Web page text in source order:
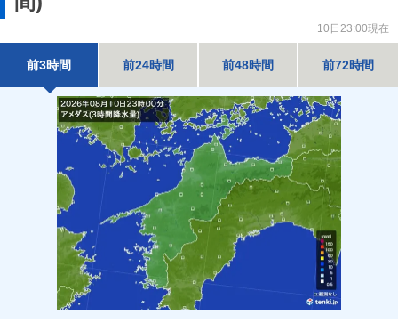
10日23:00現在
前3時間 前24時間 前48時間 前72時間